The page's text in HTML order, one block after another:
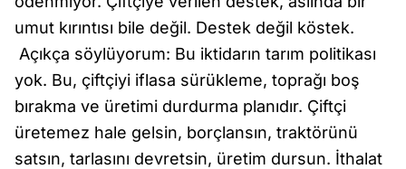
umut kırıntısı bile değil. Destek değil köstek.
Açıkça söylüyorum: Bu iktidarın tarım politikası
yok. Bu, çiftçiyi iflasa sürükleme, toprağı boş
bırakma ve üretimi durdurma planıdır. Çiftçi
üretemez hale gelsin, borçlansın, traktörünü
satsın, tarlasını devretsin, üretim dursun. İthalat